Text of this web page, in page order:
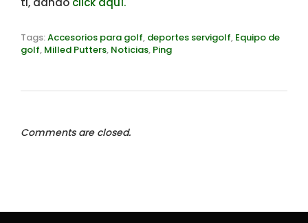
Tags:Accesorios para golf, deportes servigolf, Equipo de
golf, Milled Putters, Noticias, Ping
Comments are closed.